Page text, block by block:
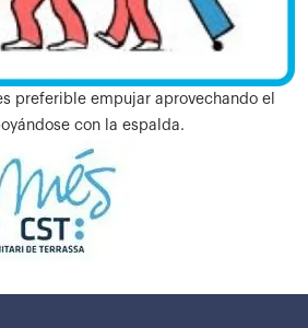
preferible empujar aprovechando el
con la espalda.